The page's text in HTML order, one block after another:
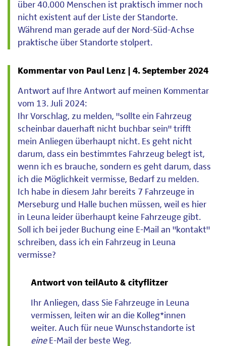
über 40.000 Menschen ist praktisch immer noch
nicht existent auf der Liste der Standorte.
Während man gerade auf der Nord-Süd-Achse
praktische über Standorte stolpert.
Kommentar von Paul Lenz | 4. September 2024
Antwort auf Ihre Antwort auf meinen Kommentar
vom 13. Juli 2024:
Ihr Vorschlag, zu melden, "sollte ein Fahrzeug
scheinbar dauerhaft nicht buchbar sein" trifft
mein Anliegen überhaupt nicht. Es geht nicht
darum, dass ein bestimmtes Fahrzeug belegt ist,
wenn ich es brauche, sondern es geht darum, dass
ich die Möglichkeit vermisse, Bedarf zu melden.
Ich habe in diesem Jahr bereits 7 Fahrzeuge in
Merseburg und Halle buchen müssen, weil es hier
in Leuna leider überhaupt keine Fahrzeuge gibt.
Soll ich bei jeder Buchung eine E-Mail an "kontakt"
schreiben, dass ich ein Fahrzeug in Leuna
vermisse?
Antwort von teilAuto & cityflitzer
Ihr Anliegen, dass Sie Fahrzeuge in Leuna
vermissen, leiten wir an die Kolleg*innen
weiter. Auch für neue Wunschstandorte ist
eineE-Mail der beste Weg.